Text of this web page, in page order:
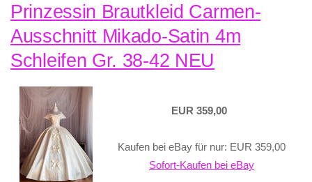
Prinzessin Brautkleid Carmen-
Ausschnitt Mikado-Satin 4m
Schleifen Gr. 38-42 NEU
EUR 359,00
Kaufen bei eBay für nur: EUR 359,00
Sofort-Kaufen bei eBay